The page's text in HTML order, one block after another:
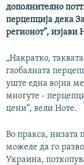
дополнително
перцепција дека
регионот“, изјави
„Накратко,
глобалната
уште една војна
многуте -
цени“, вели Ноте.
Во пракса, низата
можеле да го
Украина,